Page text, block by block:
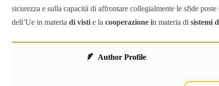
sicurezza e sulla capacità di affrontare collegialmente le sfide
dell’Ue in materia di visti e la cooperazione in materia di sistemi
Author Profile